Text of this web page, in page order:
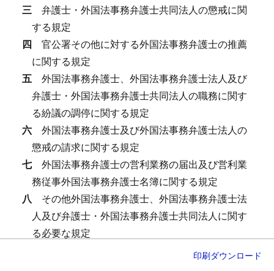
三 弁護士・外国法事務弁護士共同法人の懲戒に関
する規定
四 官公署その他に対する外国法事務弁護士の推薦
に関する規定
五 外国法事務弁護士、外国法事務弁護士法人及び
弁護士・外国法事務弁護士共同法人の職務に関す
る紛議の調停に関する規定
六 外国法事務弁護士及び外国法事務弁護士法人の
懲戒の請求に関する規定
七 外国法事務弁護士の営利業務の届出及び営利業
務従事外国法事務弁護士名簿に関する規定
八 その他外国法事務弁護士、外国法事務弁護士法
人及び弁護士・外国法事務弁護士共同法人に関す
る必要な規定
（日本弁護士連合会の会則の記載事項の特則）
印刷ダウンロード